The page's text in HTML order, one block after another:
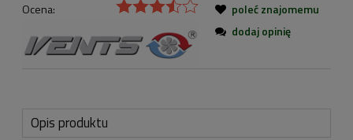
Ocena:
poleć znajomemu
dodaj opinię
Opis produktu